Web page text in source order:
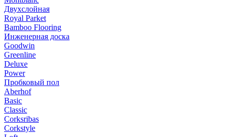
Двухслойная
Royal Parket
Bamboo Flooring
Инженерная доска
Goodwin
Greenline
Deluxe
Power
Пробковый пол
Aberhof
Basic
Classic
Corksribas
Corkstyle